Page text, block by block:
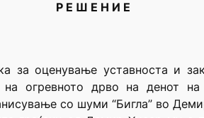
Р Е Ш Е Н И Е
за оценување уставноста и
на огревното дрво на денот
со шуми “Бигла” во